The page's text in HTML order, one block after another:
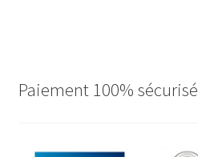
Paiement 100% sécurisé